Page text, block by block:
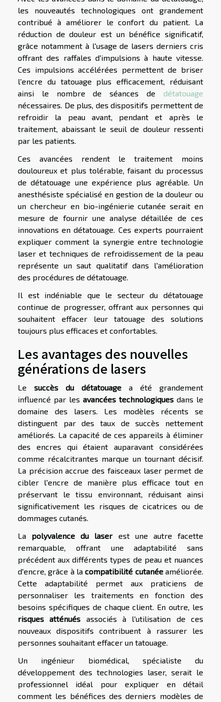
les nouveautés technologiques ont grandement
contribué à améliorer le confort du patient. La
réduction de douleur est un bénéfice significatif,
grâce notamment à l'usage de lasers derniers cris
offrant des raffales d'impulsions à haute vitesse.
Ces impulsions accélérées permettent de briser
l'encre du tatouage plus efficacement, réduisant
ainsi le nombre de séances de détatouage
nécessaires. De plus, des dispositifs permettent de
refroidir la peau avant, pendant et après le
traitement, abaissant le seuil de douleur ressenti
par les patients.
Ces avancées rendent le traitement moins
douloureux et plus tolérable, faisant du processus
de détatouage une expérience plus agréable. Un
anesthésiste spécialisé en gestion de la douleur ou
un chercheur en bio-ingénierie cutanée serait en
mesure de fournir une analyse détaillée de ces
innovations en détatouage. Ces experts pourraient
expliquer comment la synergie entre technologie
laser et techniques de refroidissement de la peau
représente un saut qualitatif dans l'amélioration
des procédures de détatouage.
Il est indéniable que le secteur du détatouage
continue de progresser, offrant aux personnes qui
souhaitent effacer leur tatouage des solutions
toujours plus efficaces et confortables.
Les avantages des nouvelles
générations de lasers
Le succès du détatouage a été grandement
influencé par les avancées technologiques dans le
domaine des lasers. Les modèles récents se
distinguent par des taux de succès nettement
améliorés. La capacité de ces appareils à éliminer
des encres qui étaient auparavant considérées
comme récalcitrantes marque un tournant décisif.
La précision accrue des faisceaux laser permet de
cibler l'encre de manière plus efficace tout en
préservant le tissu environnant, réduisant ainsi
significativement les risques de cicatrices ou de
dommages cutanés.
La polyvalence du laserest une autre facette
remarquable, offrant une adaptabilité sans
précédent aux différents types de peau et nuances
d'encre, grâce à lacompatibilité cutanéeaméliorée.
Cette adaptabilité permet aux praticiens de
personnaliser les traitements en fonction des
besoins spécifiques de chaque client. En outre, les
risques atténués associés à l'utilisation de ces
nouveaux dispositifs contribuent à rassurer les
personnes souhaitant effacer un tatouage.
Un ingénieur biomédical, spécialiste du
développement des technologies laser, serait le
professionnel idéal pour expliquer en détail
comment les bénéfices des derniers modèles de